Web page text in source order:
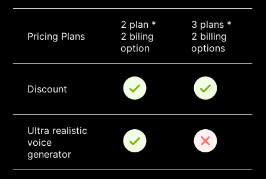
Pricing Plans
2 plan *
2 biling
option
3 plans *
2 billing
options
Discount
Ultra realistic
voice
generator